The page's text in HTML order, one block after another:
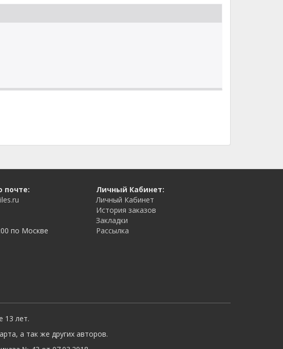
почте:
по Москве
Личный Кабинет:
Личный Кабинет
История заказов
Закладки
Рассылка
13 лет.
а так же других авторов.